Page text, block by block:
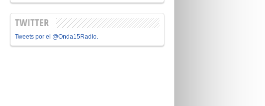
TWITTER
Tweets por el @Onda15Radio.